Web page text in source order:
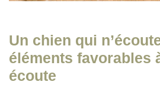
Un chien qui
éléments favorables
écoute